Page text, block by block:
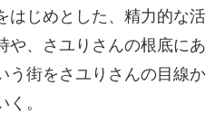
はじめとした、精力的な活
や、さユりさんの根底にあ
う街をさユりさんの目線か
。